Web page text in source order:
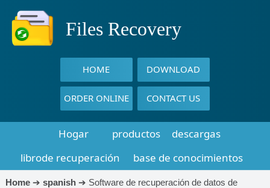
Files Recovery
HOME DOWNLOAD
ORDER ONLINE CONTACT US
Hogar productos
descargas
librode recuperación
base de conocimientos
Home➔ spanish➔ Software de recuperación de datos de